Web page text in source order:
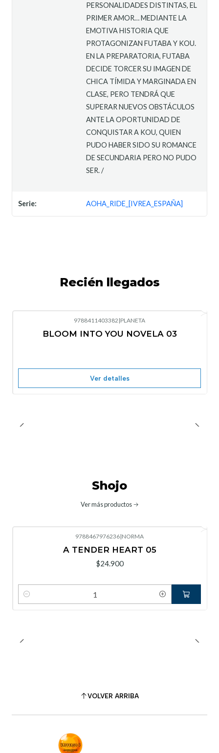
PERSONALIDADES DISTINTAS, EL
PRIMER AMOR… MEDIANTE LA
EMOTIVA HISTORIA QUE
PROTAGONIZAN FUTABA Y KOU.
EN LA PREPARATORIA, FUTABA
DECIDE TORCER SU IMAGEN DE
CHICA TÍMIDA Y MARGINADA EN
CLASE, PERO TENDRÁ QUE
SUPERAR NUEVOS OBSTÁCULOS
ANTE LA OPORTUNIDAD DE
CONQUISTAR A KOU, QUIEN
PUDO HABER SIDO SU ROMANCE
DE SECUNDARIA PERO NO PUDO
SER. /
Serie: AOHA_RIDE_[IVREA_ESPAÑA]
Recién llegados
Nuevo
9788411403382 |PLANETA
BLOOM INTO YOU NOVELA 03
Ver detalles
Shojo
Ver más productos
9788467976236|NORMA
A TENDER HEART 05
$24.900
Cantidad
VOLVER ARRIBA